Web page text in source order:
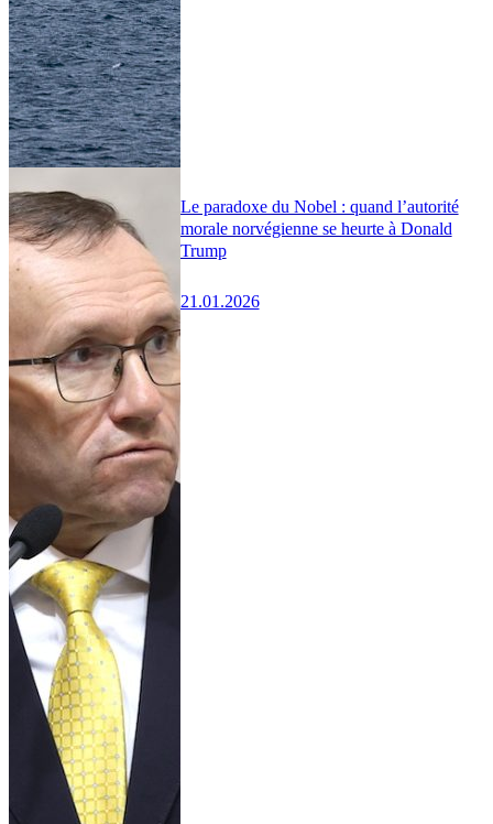
Le paradoxe du Nobel : quand l’autorité
morale norvégienne se heurte à Donald
Trump
21.01.2026